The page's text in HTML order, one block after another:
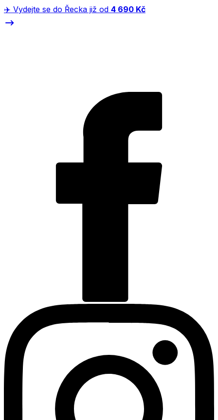
✈️ Vydejte se do Řecka již od 4 690 Kč